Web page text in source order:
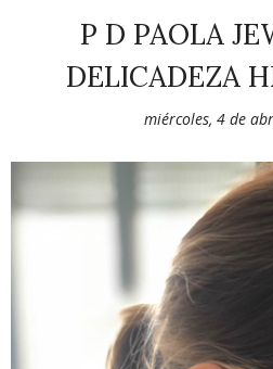
P D PAOLA
DELICADEZA
miércoles, 4 de